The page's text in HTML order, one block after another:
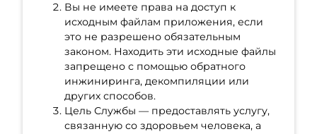
Вы не имеете права на доступ к
исходным файлам приложения, если
это не разрешено обязательным
законом. Находить эти исходные файлы
запрещено с помощью обратного
инжиниринга, декомпиляции или
других способов.
Цель Службы — предоставлять услугу,
связанную со здоровьем человека, а